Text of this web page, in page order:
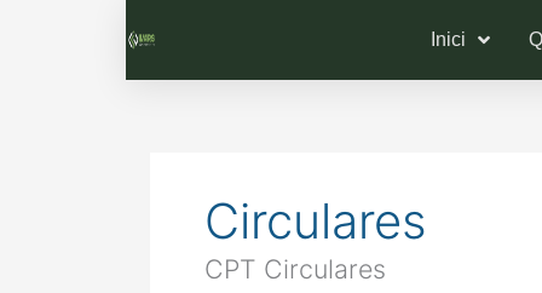
Inici
Circulares
CPT Circulares